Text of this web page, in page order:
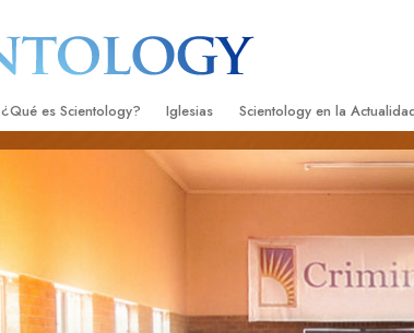
¿Qué es Scientology?
Qué dicen los Scientologists acerca de
Scientology
Conoce a un Scientologist
Iglesias
Encontrar una Iglesia
Organizaciones Avanzadas
Base en Tierra de Flag
Scientology en la
Gran Inauguraciones
David Miscavige: Líder
Scientology